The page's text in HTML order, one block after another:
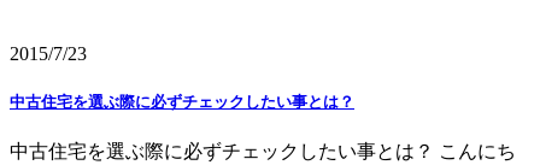
2015/7/23
中古住宅を選ぶ際に必ずチェックしたい事とは？
中古住宅を選ぶ際に必ずチェックしたい事とは？ こんにち